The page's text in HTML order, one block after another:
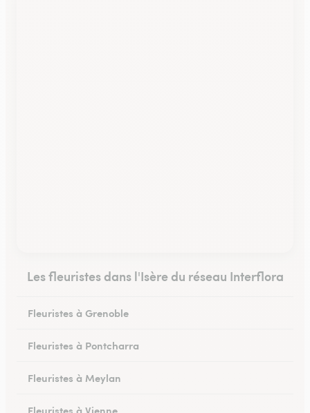
Les fleuristes dans l'Isère du réseau Interflora
Fleuristes à Grenoble
Fleuristes à Pontcharra
Fleuristes à Meylan
Fleuristes à Vienne